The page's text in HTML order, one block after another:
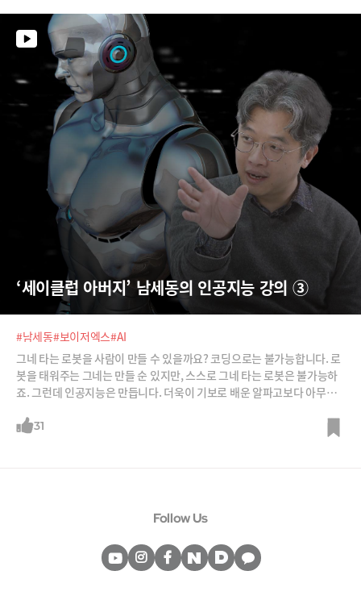
‘세이클럽 아버지’ 남세동의 인공지능 강의 ③
#남세동#보이저엑스#AI
그네 타는 로봇을 사람이 만들 수 있을까요? 코딩으로는 불가능합니다. 로
봇을 태워주는 그네는 만들 순 있지만, 스스로 그네 타는 로봇은 불가능하
죠. 그런데 인공지능은 만듭니다. 더욱이 기보로 배운 알파고보다 아무것
이 학습을 시키지 않을수록 인공지능은 더 똑똑해집니다. 강화학습과 딥러
31
Follow Us